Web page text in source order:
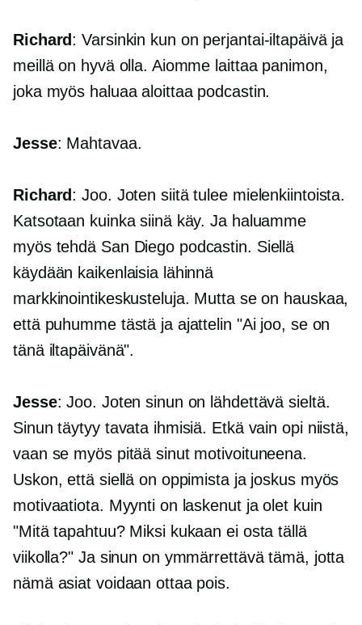
Richard: Varsinkin kun on perjantai-iltapäivä ja
meillä on hyvä olla. Aiomme laittaa panimon,
joka myös haluaa aloittaa podcastin.
Jesse: Mahtavaa.
Richard: Joo. Joten siitä tulee mielenkiintoista.
Katsotaan kuinka siinä käy. Ja haluamme
myös tehdä San Diego podcastin. Siellä
käydään kaikenlaisia ​​lähinnä
markkinointikeskusteluja. Mutta se on hauskaa,
että puhumme tästä ja ajattelin "Ai joo, se on
tänä iltapäivänä".
Jesse: Joo. Joten sinun on lähdettävä sieltä.
Sinun täytyy tavata ihmisiä. Etkä vain opi niistä,
vaan se myös pitää sinut motivoituneena.
Uskon, että siellä on oppimista ja joskus myös
motivaatiota. Myynti on laskenut ja olet kuin
"Mitä tapahtuu? Miksi kukaan ei osta tällä
viikolla?" Ja sinun on ymmärrettävä tämä, jotta
nämä asiat voidaan ottaa pois.